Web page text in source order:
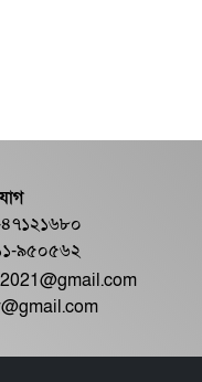
৯৫০৫৬২